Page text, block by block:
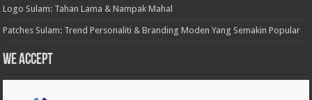
Logo Sulam: Tahan Lama & Nampak Mahal
Patches Sulam: Trend Personaliti & Branding Moden Yang Semakin Popular
We accept